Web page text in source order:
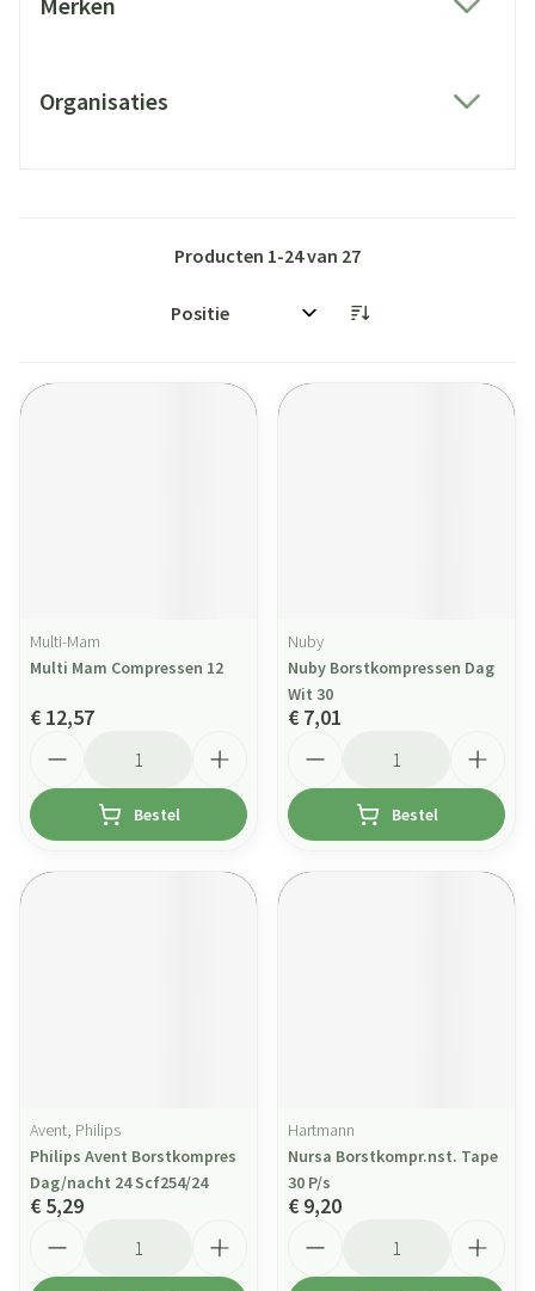
Organisaties
Producten 1-24van 27
Sorteer op:
Multi-Mam
Multi Mam Compressen 12
€ 12,57
Bestel
Nuby
Nuby Borstkompressen Dag
Wit 30
€ 7,01
Bestel
Avent, Philips
Philips Avent Borstkompres
Dag/nacht 24 Scf254/24
€ 5,29
Hartmann
Nursa Borstkompr.nst. Tape
30 P/s
€ 9,20